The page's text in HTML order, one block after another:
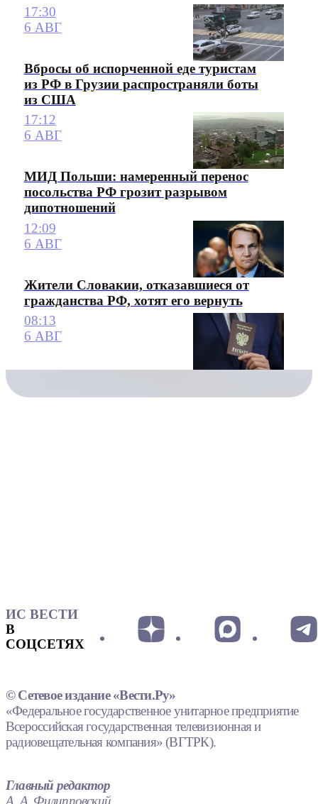
17:30
6 АВГ
Вбросы об испорченной еде туристам
из РФ в Грузии распространяли боты
из США
17:12
6 АВГ
МИД Польши: намеренный перенос
посольства РФ грозит разрывом
дипотношений
12:09
6 АВГ
Жители Словакии, отказавшиеся от
гражданства РФ, хотят его вернуть
08:13
6 АВГ
ИС ВЕСТИ
В
СОЦСЕТЯХ
© Сетевое издание «Вести.Ру»
«Федеральное государственное унитарное предприятие
Всероссийская государственная телевизионная и
радиовещательная компания» (ВГТРК).
Главный редактор
А. А. Филипповский